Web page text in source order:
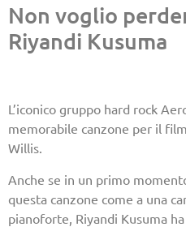
Non voglio
Riyandi Kusuma
L’iconico gruppo hard rock
memorabile canzone per il
Willis.
Anche se in un primo
questa canzone come a una
pianoforte, Riyandi Kusuma